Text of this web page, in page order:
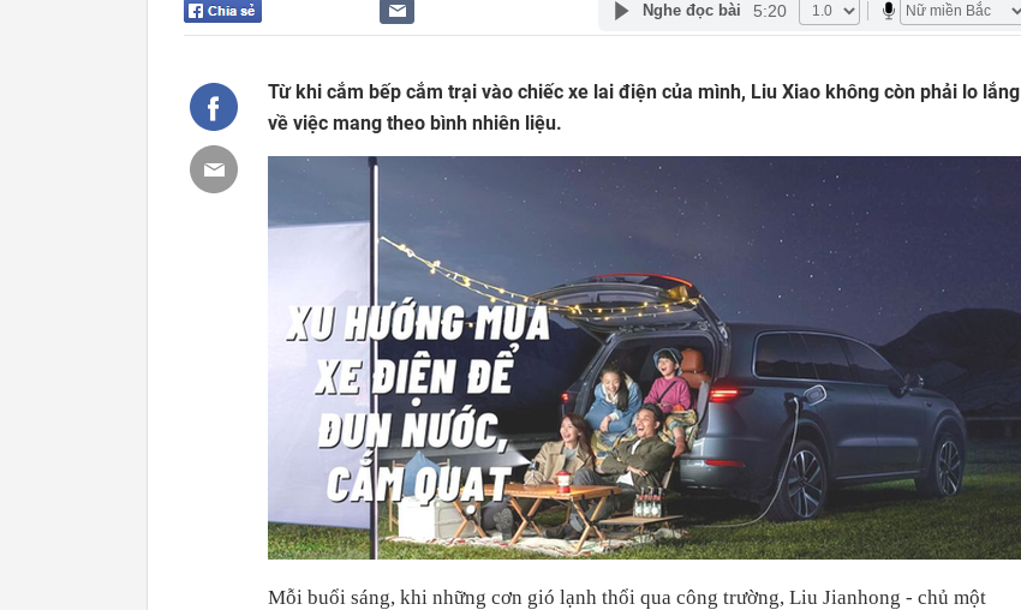
Nghe đọc bài 5:20
Từ khi cắm bếp cắm trại vào chiếc xe lai điện của mình, Liu Xiao không còn phải lo lắng
về việc mang theo bình nhiên liệu.
Mỗi buổi sáng, khi những cơn gió lạnh thổi qua công trường, Liu Jianhong - chủ một